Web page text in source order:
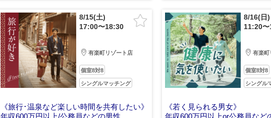
8/15(土)
17:00〜18:30
有楽町リゾート店
個室8対8
シングルマッチング
《旅行･温泉など楽しい時間を共有したい》
年収600万円以上/公務員などの男性
8/16(日)
11:20
有楽町
個室8対8
シングル
《若く見られる男女》
年収600万円以上or公務員など